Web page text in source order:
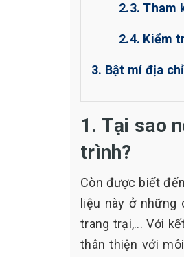
2.3. Tham
2.4. Kiểm
3. Bật mí địa
1. Tại sao
trình?
Còn được biết
liệu này ở
trang trại,... Với
thân thiện với